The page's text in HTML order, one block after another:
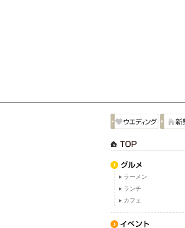
ラーメン
ランチ
カフェ